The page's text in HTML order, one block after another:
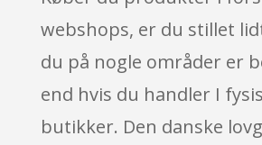
webshops, er du stillet
du på nogle områder er
end hvis du handler I
butikker. Den danske